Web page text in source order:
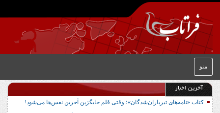
منو
آخرین اخبار
کتاب «نامه‌های تیرباران‌شدگان»؛ وقتی قلم جایگزین آخرین نفس‌ها می‌شود!